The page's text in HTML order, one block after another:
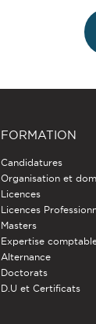
FORMATION
Candidatures
Organisation et
Licences
Licences
Masters
Expertise
Alternance
Doctorats
D.U et Certificats